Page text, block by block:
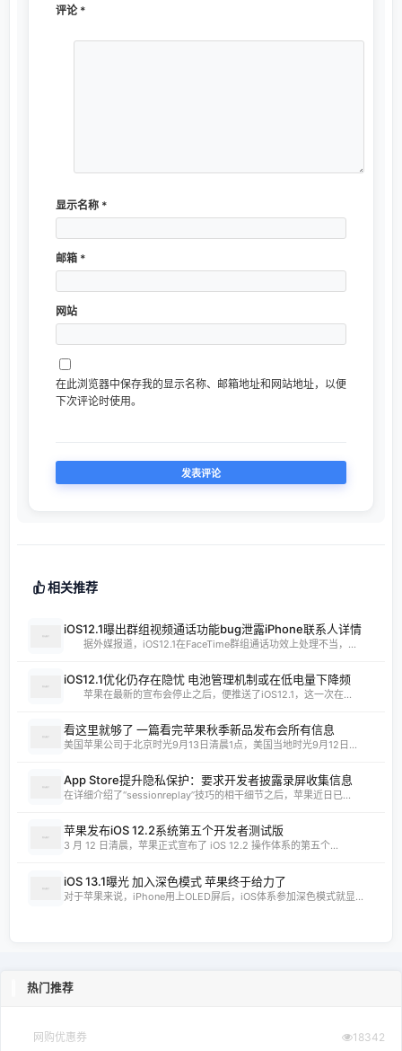
评论 *
显示名称 *
邮箱 *
网站
在此浏览器中保存我的显示名称、邮箱地址和网站地址，以便
下次评论时使用。
相关推荐
iOS12.1曝出群组视频通话功能bug泄露iPhone联系人详情
据外媒报道，iOS12.1在FaceTime群组通话功效上处理不当，...
iOS12.1优化仍存在隐忧 电池管理机制或在低电量下降频
苹果在最新的宣布会停止之后，便推送了iOS12.1，这一次在...
看这里就够了 一篇看完苹果秋季新品发布会所有信息
美国苹果公司于北京时光9月13日清晨1点，美国当地时光9月12日...
App Store提升隐私保护：要求开发者披露录屏收集信息
在详细介绍了“sessionreplay”技巧的相干细节之后，苹果近日已...
苹果发布iOS 12.2系统第五个开发者测试版
3 月 12 日清晨，苹果正式宣布了 iOS 12.2 操作体系的第五个...
iOS 13.1曝光 加入深色模式 苹果终于给力了
对于苹果来说，iPhone用上OLED屏后，iOS体系参加深色模式就显...
热门推荐
网购优惠券 18342